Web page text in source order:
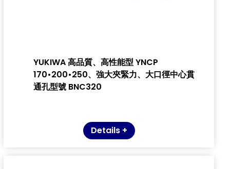
YUKIWA 高品質、高性能型 YNCP
170•200•250、強大夾緊力、大口徑中心貫
通孔型號 BNC320
Details +